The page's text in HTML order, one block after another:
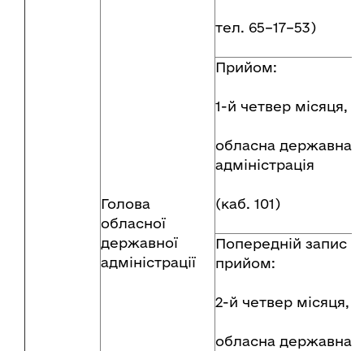
Голова
обласної
державної
адміністрації
тел. 65–17–53)
Прийом:
1-й четвер місяця,
обласна державна
адміністрація
(каб. 101)
Попередній запис
прийом:
2-й четвер місяця,
обласна державна